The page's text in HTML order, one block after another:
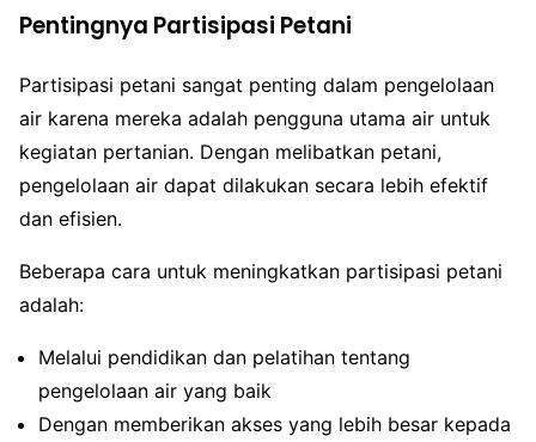
Pentingnya Partisipasi Petani
Partisipasi petani sangat penting dalam pengelolaan
air karena mereka adalah pengguna utama air untuk
kegiatan pertanian. Dengan melibatkan petani,
pengelolaan air dapat dilakukan secara lebih efektif
dan efisien.
Beberapa cara untuk meningkatkan partisipasi petani
adalah:
Melalui pendidikan dan pelatihan tentang
pengelolaan air yang baik
Dengan memberikan akses yang lebih besar kepada